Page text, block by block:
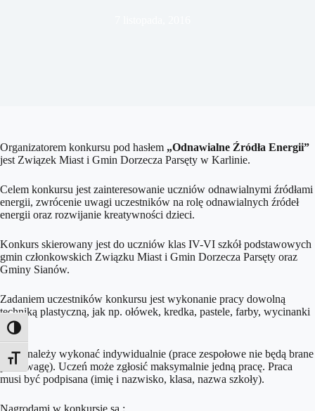
Toggle High Contrast
Toggle Font size
Organizatorem konkursu pod hasłem „Odnawialne Źródła Energii”
jest Związek Miast i Gmin Dorzecza Parsęty w Karlinie.
Celem konkursu jest zainteresowanie uczniów odnawialnymi źródłami
energii, zwrócenie uwagi uczestników na rolę odnawialnych źródeł
energii oraz rozwijanie kreatywności dzieci.
Konkurs skierowany jest do uczniów klas IV-VI szkół podstawowych
gmin członkowskich Związku Miast i Gmin Dorzecza Parsęty oraz
Gminy Sianów.
Zadaniem uczestników konkursu jest wykonanie pracy dowolną
techniką plastyczną, jak np. ołówek, kredka, pastele, farby, wycinanki
itd.
Prace należy wykonać indywidualnie (prace zespołowe nie będą brane
pod uwagę). Uczeń może zgłosić maksymalnie jedną pracę. Praca
musi być podpisana (imię i nazwisko, klasa, nazwa szkoły).
Nagrodami w konkursie są :